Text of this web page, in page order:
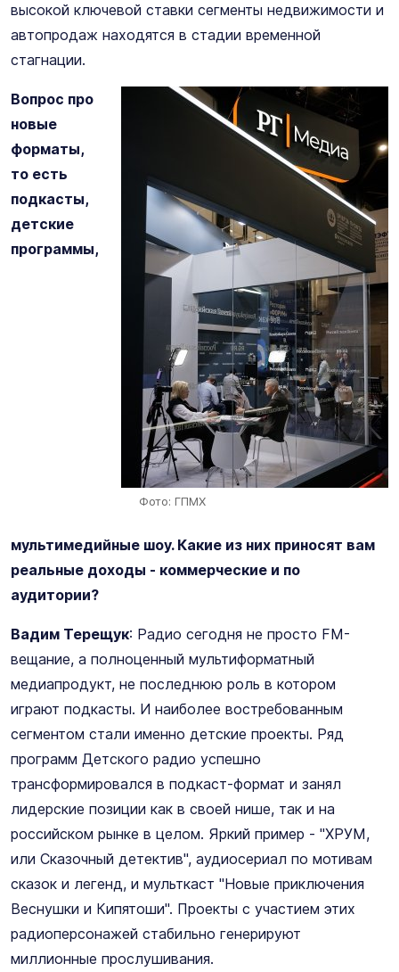
высокой ключевой ставки сегменты недвижимости и
автопродаж находятся в стадии временной
стагнации.
Фото: ГПМХ
Вопрос про
новые
форматы,
то есть
подкасты,
детские
программы,
мультимедийные шоу. Какие из них приносят вам
реальные доходы - коммерческие и по
аудитории?
Вадим Терещук: Радио сегодня не просто FM-
вещание, а полноценный мультиформатный
медиапродукт, не последнюю роль в котором
играют подкасты. И наиболее востребованным
сегментом стали именно детские проекты. Ряд
программ Детского радио успешно
трансформировался в подкаст-формат и занял
лидерские позиции как в своей нише, так и на
российском рынке в целом. Яркий пример - "ХРУМ,
или Сказочный детектив", аудиосериал по мотивам
сказок и легенд, и мульткаст "Новые приключения
Веснушки и Кипятоши". Проекты с участием этих
радиоперсонажей стабильно генерируют
миллионные прослушивания.